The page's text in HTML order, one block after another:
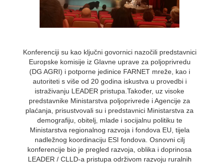
Konferenciji su kao ključni govornici nazočili predstavnici
Europske komisije iz Glavne uprave za poljoprivredu
(DG AGRI) i potporne jedinice FARNET mreže, kao i
autoriteti s više od 20 godina iskustva u provedbi i
istraživanju LEADER pristupa.Također, uz visoke
predstavnike Ministarstva poljoprivrede i Agencije za
plaćanja, prisustvovali su i predstavnici Ministarstva za
demografiju, obitelj, mlade i socijalnu politiku te
Ministarstva regionalnog razvoja i fondova EU, tijela
nadležnog koordinaciju ESI fondova. Osnovni cilj
konferencije bio je pregled razvoja, oblika i doprinosa
LEADER / CLLD-a pristupa održivom razvoju ruralnih